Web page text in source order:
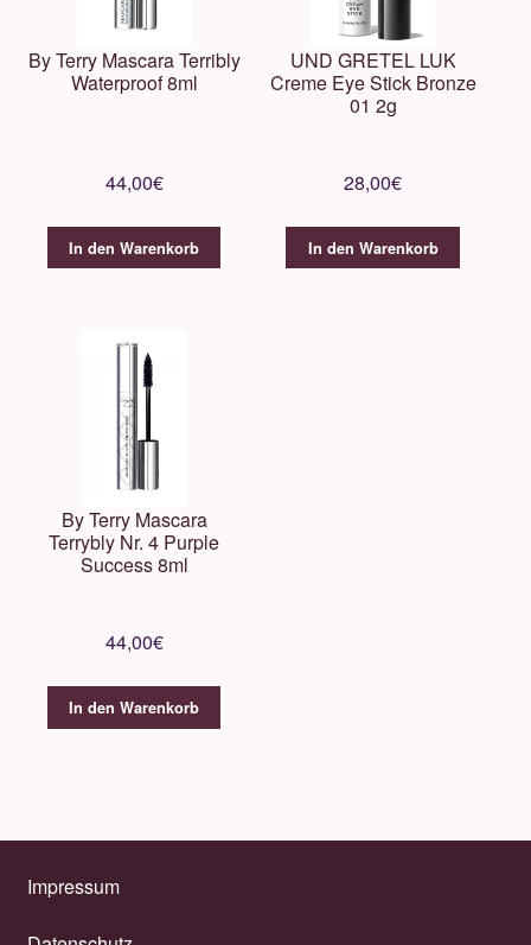
By Terry Mascara Terribly
Waterproof 8ml
44,00€
In den Warenkorb
UND GRETEL LUK
Creme Eye Stick Bronze
01 2g
28,00€
In den Warenkorb
By Terry Mascara
Terrybly Nr. 4 Purple
Success 8ml
44,00€
In den Warenkorb
Impressum